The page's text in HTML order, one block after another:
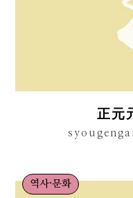
正元
역사·문화